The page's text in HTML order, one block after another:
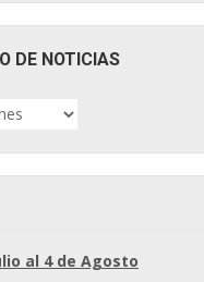
DE NOTICIAS
al 4 de Agosto